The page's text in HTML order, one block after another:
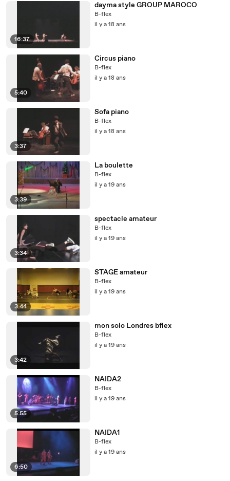
16:37
dayma style GROUP MAROCO
B-flex
il y a 18 ans
5:40
Circus piano
B-flex
il y a 18 ans
3:37
Sofa piano
B-flex
il y a 18 ans
3:39
La boulette
B-flex
il y a 19 ans
3:34
spectacle amateur
B-flex
il y a 19 ans
3:44
STAGE amateur
B-flex
il y a 19 ans
3:42
mon solo Londres bflex
B-flex
il y a 19 ans
5:55
NAIDA2
B-flex
il y a 19 ans
6:50
NAIDA1
B-flex
il y a 19 ans